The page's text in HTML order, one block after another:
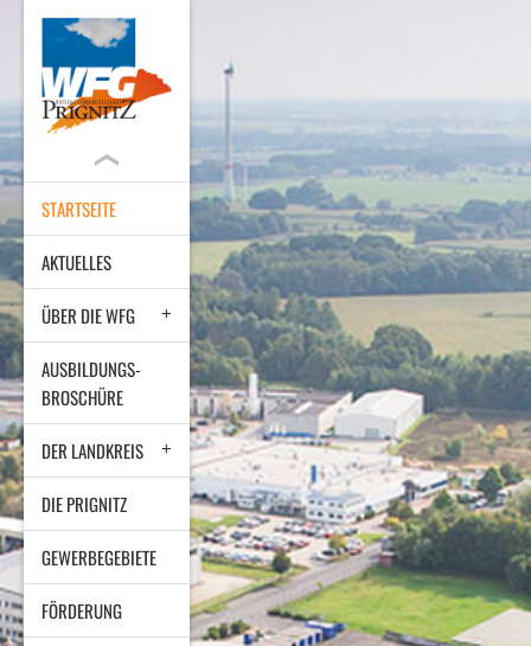
STARTSEITE
AKTUELLES
ÜBER DIE WFG
AUSBILDUNGS-
BROSCHÜRE
DER LANDKREIS
DIE PRIGNITZ
GEWERBEGEBIETE
FÖRDERUNG